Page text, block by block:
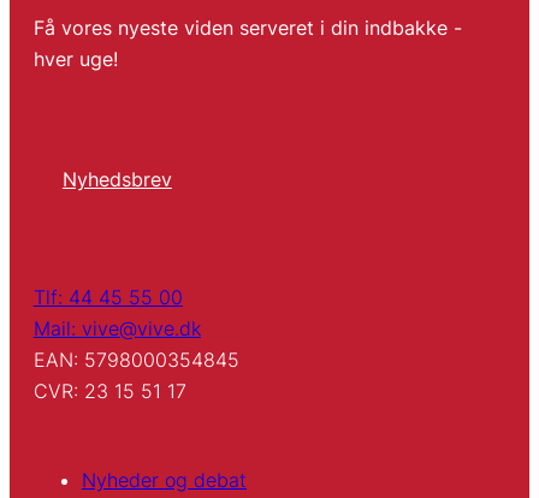
Få vores nyeste viden serveret i din indbakke -
hver uge!
Nyhedsbrev
Tlf: 44 45 55 00
Mail: vive@vive.dk
EAN: 5798000354845
CVR: 23 15 51 17
Nyheder og debat